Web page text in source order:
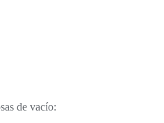
de vacío: